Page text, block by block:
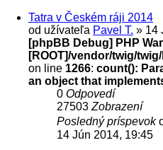
Tatra v Českém ráji 2014
od užívateľa Pavel T. » 14
[phpBB Debug] PHP
[ROOT]/vendor/twig/
on line 1266: count():
an object that
0 Odpovedí
27503 Zobrazení
Posledný príspevok
14 Jún 2014, 19:45